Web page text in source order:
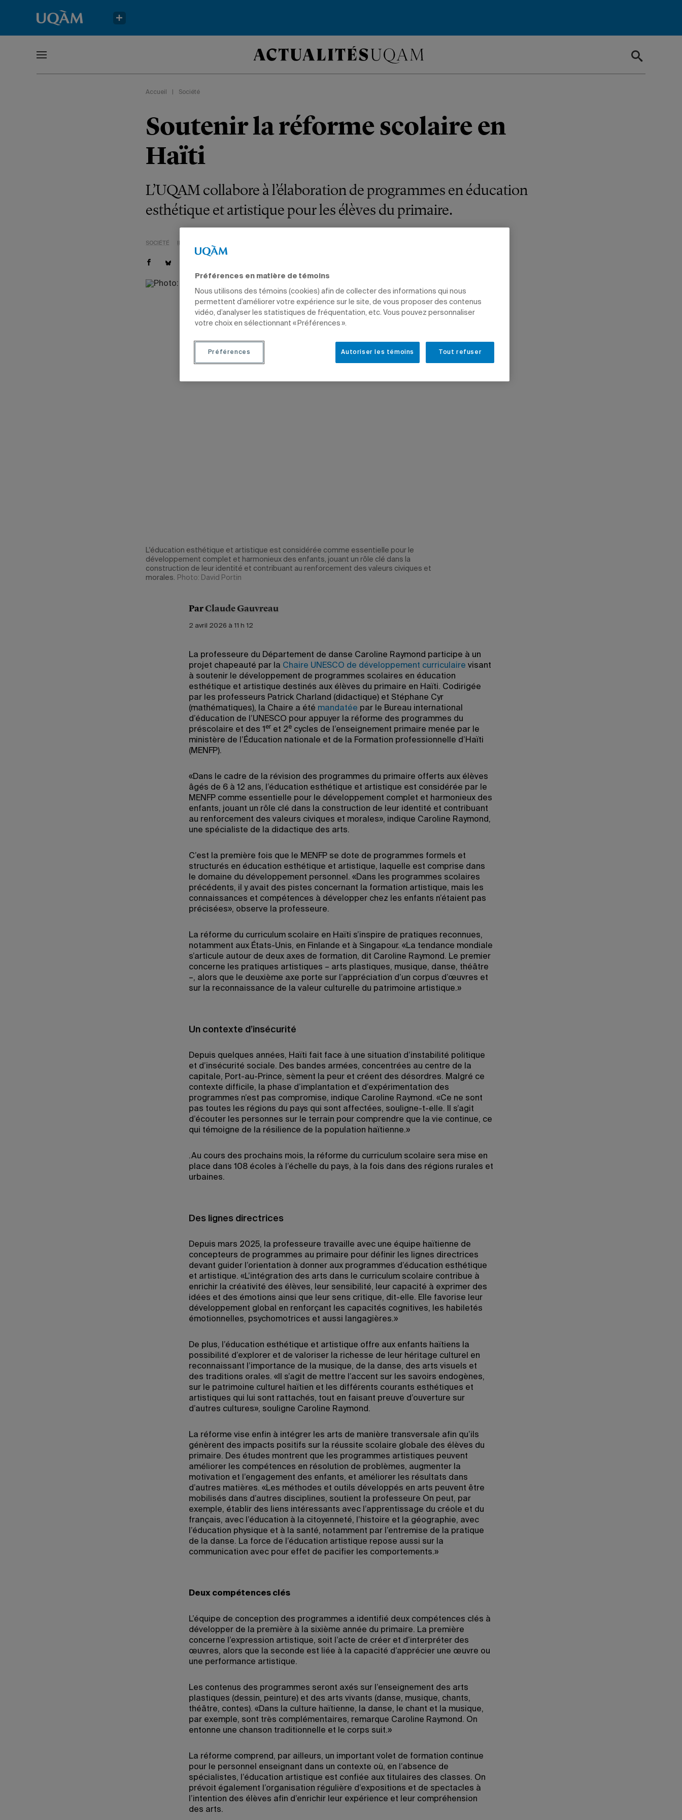
Accueil Société
Soutenir la réforme scolaire en
Haïti
L’UQAM collabore à l’élaboration de programmes en éducation
esthétique et artistique pour les élèves du primaire.
SOCIÉTÉ
L'éducation esthétique et artistique est considérée comme essentielle pour le
développement complet et harmonieux des enfants, jouant un rôle clé dans la
construction de leur identité et contribuant au renforcement des valeurs civiques et
morales. Photo: David Portin
ParClaude Gauvreau
2 avril 2026 à 11 h 12
La professeure du Département de danse Caroline Raymond participe à un
projet chapeauté par la Chaire UNESCO de développement curriculaire visant
à soutenir le développement de programmes scolaires en éducation
esthétique et artistique destinés aux élèves du primaire en Haïti. Codirigée
par les professeurs Patrick Charland (didactique) et Stéphane Cyr
(mathématiques), la Chaire a été mandatée par le Bureau international
d’éducation de l’UNESCO pour appuyer la réforme des programmes du
préscolaire et des 1 er et 2e cycles de l’enseignement primaire menée par le
ministère de l’Éducation nationale et de la Formation professionnelle d’Haïti
(MENFP).
«Dans le cadre de la révision des programmes du primaire offerts aux élèves
âgés de 6 à 12 ans, l’éducation esthétique et artistique est considérée par le
MENFP comme essentielle pour le développement complet et harmonieux des
enfants, jouant un rôle clé dans la construction de leur identité et contribuant
au renforcement des valeurs civiques et morales», indique Caroline Raymond,
une spécialiste de la didactique des arts.
C’est la première fois que le MENFP se dote de programmes formels et
structurés en éducation esthétique et artistique, laquelle est comprise dans
le domaine du développement personnel. «Dans les programmes scolaires
précédents, il y avait des pistes concernant la formation artistique, mais les
connaissances et compétences à développer chez les enfants n’étaient pas
précisées», observe la professeure.
La réforme du curriculum scolaire en Haïti s’inspire de pratiques reconnues,
notamment aux États-Unis, en Finlande et à Singapour. «La tendance mondiale
s’articule autour de deux axes de formation, dit Caroline Raymond. Le premier
concerne les pratiques artistiques – arts plastiques, musique, danse, théâtre
–, alors que le deuxième axe porte sur l’appréciation d’un corpus d’œuvres et
sur la reconnaissance de la valeur culturelle du patrimoine artistique.»
Un contexte d’insécurité
Depuis quelques années, Haïti fait face à une situation d’instabilité politique
et d’insécurité sociale. Des bandes armées, concentrées au centre de la
capitale, Port-au-Prince, sèment la peur et créent des désordres. Malgré ce
contexte difficile, la phase d’implantation et d’expérimentation des
programmes n’est pas compromise, indique Caroline Raymond. «Ce ne sont
pas toutes les régions du pays qui sont affectées, souligne-t-elle. Il s’agit
d’écouter les personnes sur le terrain pour comprendre que la vie continue, ce
qui témoigne de la résilience de la population haïtienne.»
.Au cours des prochains mois, la réforme du curriculum scolaire sera mise en
place dans 108 écoles à l’échelle du pays, à la fois dans des régions rurales et
urbaines.
Des lignes directrices
Depuis mars 2025, la professeure travaille avec une équipe haïtienne de
concepteurs de programmes au primaire pour définir les lignes directrices
devant guider l’orientation à donner aux programmes d’éducation esthétique
et artistique. «L’intégration des arts dans le curriculum scolaire contribue à
enrichir la créativité des élèves, leur sensibilité, leur capacité à exprimer des
idées et des émotions ainsi que leur sens critique, dit-elle. Elle favorise leur
développement global en renforçant les capacités cognitives, les habiletés
émotionnelles, psychomotrices et aussi langagières.»
De plus, l’éducation esthétique et artistique offre aux enfants haïtiens la
possibilité d’explorer et de valoriser la richesse de leur héritage culturel en
reconnaissant l’importance de la musique, de la danse, des arts visuels et
des traditions orales. «Il s’agit de mettre l’accent sur les savoirs endogènes,
sur le patrimoine culturel haïtien et les différents courants esthétiques et
artistiques qui lui sont rattachés, tout en faisant preuve d’ouverture sur
d’autres cultures», souligne Caroline Raymond.
La réforme vise enfin à intégrer les arts de manière transversale afin qu’ils
génèrent des impacts positifs sur la réussite scolaire globale des élèves du
primaire. Des études montrent que les programmes artistiques peuvent
améliorer les compétences en résolution de problèmes, augmenter la
motivation et l’engagement des enfants, et améliorer les résultats dans
d’autres matières. «Les méthodes et outils développés en arts peuvent être
mobilisés dans d’autres disciplines, soutient la professeure On peut, par
exemple, établir des liens intéressants avec l’apprentissage du créole et du
français, avec l’éducation à la citoyenneté, l’histoire et la géographie, avec
l’éducation physique et à la santé, notamment par l’entremise de la pratique
de la danse. La force de l’éducation artistique repose aussi sur la
communication avec pour effet de pacifier les comportements.»
Deux compétences clés
L’équipe de conception des programmes a identifié deux compétences clés à
développer de la première à la sixième année du primaire. La première
concerne l’expression artistique, soit l’acte de créer et d’interpréter des
œuvres, alors que la seconde est liée à la capacité d’apprécier une œuvre ou
une performance artistique.
Les contenus des programmes seront axés sur l’enseignement des arts
plastiques (dessin, peinture) et des arts vivants (danse, musique, chants,
théâtre, contes). «Dans la culture haïtienne, la danse, le chant et la musique,
par exemple, sont très complémentaires, remarque Caroline Raymond. On
entonne une chanson traditionnelle et le corps suit.»
La réforme comprend, par ailleurs, un important volet de formation continue
pour le personnel enseignant dans un contexte où, en l’absence de
spécialistes, l’éducation artistique est confiée aux titulaires des classes. On
prévoit également l’organisation régulière d’expositions et de spectacles à
l’intention des élèves afin d’enrichir leur expérience et leur compréhension
des arts.
Préférences en matière de témoins
Nous utilisons des témoins (cookies) afin de collecter des informations qui nous
permettent d’améliorer votre expérience sur le site, de vous proposer des contenus
vidéo, d’analyser les statistiques de fréquentation, etc. Vous pouvez personnaliser
votre choix en sélectionnant « Préférences ».
Tout refuser
Autoriser les témoins
Préférences